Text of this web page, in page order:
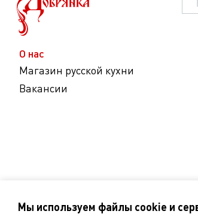
О нас
Магазин русской кухни
Вакансии
Мы используем файлы cookie и